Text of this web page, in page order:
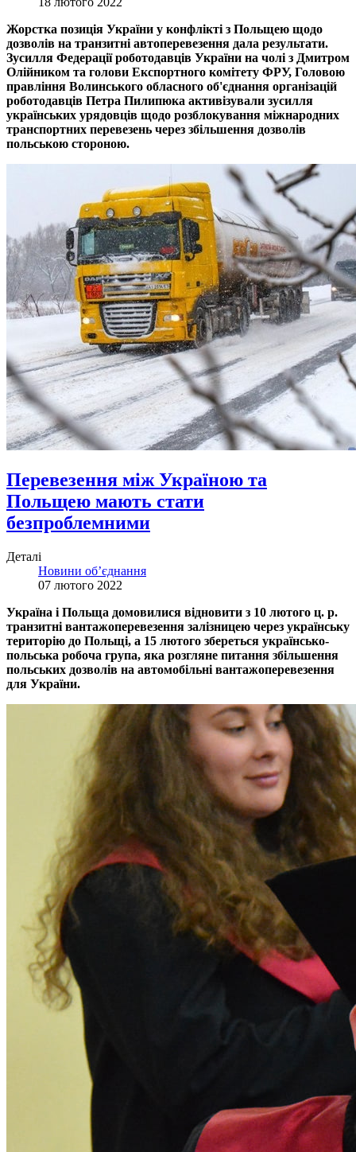
Жорстка позиція України у конфлікті з Польщею щодо
дозволів на транзитні автоперевезення дала результати.
Зусилля Федерації роботодавців України на чолі з Дмитром
Олійником та голови Експортного комітету ФРУ, Головою
правління Волинського обласного об'єднання організацій
роботодавців Петра Пилипюка активізували зусилля
українських урядовців щодо розблокування міжнародних
транспортних перевезень через збільшення дозволів
польською стороною.
Перевезення між Україною та
Польщею мають стати
безпроблемними
Деталі
Новини об’єднання
07 лютого 2022
Україна і Польща домовилися відновити з 10 лютого ц. р.
транзитні вантажоперевезення залізницею через українську
територію до Польщі, а 15 лютого збереться українсько-
польська робоча група, яка розгляне питання збільшення
польських дозволів на автомобільні вантажоперевезення
для України.